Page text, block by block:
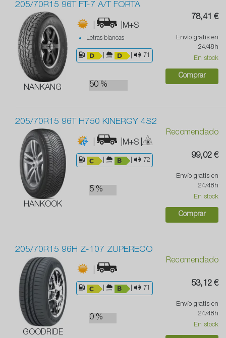
205/70R15 96T FT-7 A/T FORTA
NANKANG
| |M+S
Letras blancas
71
50 %
78,41 €
Envío gratis en
24/48h
En stock
Comprar
205/70R15 96T H750 KINERGY 4S2
HANKOOK
| |M+S |
72
5 %
Recomendado
99,02 €
Envío gratis en
24/48h
En stock
Comprar
205/70R15 96H Z-107 ZUPERECO
GOODRIDE
|
71
0 %
Recomendado
53,12 €
Envío gratis en
24/48h
En stock